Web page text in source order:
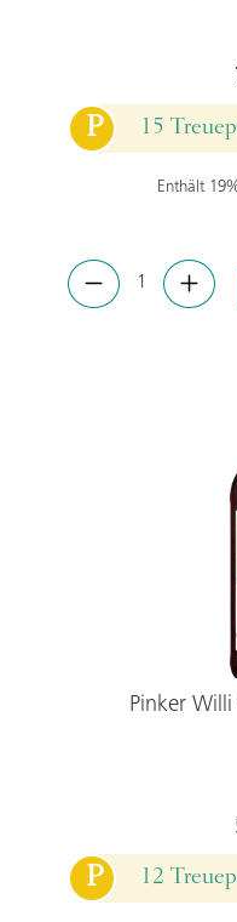
P
15
Enthält
Pinker
P
12